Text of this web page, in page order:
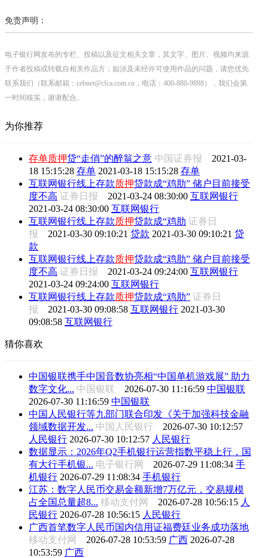
免责声明：
电子银行网发布的专栏、投稿以及征文相关文章，其文字、图片、视频均来源
于作者投稿或转载自相关作品方；如涉及未经许可使用作品的问题，请您优先
联系我们（联系邮箱：cebnet@cfca.com.cn，电话：400-880-9888），我们会第
一时间核实，谢谢配合。
为你推荐
存单质押贷“走俏”的醉翁之意 中国证券报 2021-03-
18 15:15:28 存单 2021-03-18 15:15:28 存单
互联网银行线上存款质押贷款成“鸡肋” 储户目前接受
度不高 证券日报 2021-03-24 08:30:00 互联网银行
2021-03-24 08:30:00 互联网银行
互联网银行线上存款质押贷款成“鸡肋 证券日
报 2021-03-30 09:10:21 贷款 2021-03-30 09:10:21 贷
款
互联网银行线上存款质押贷款成“鸡肋” 储户目前接受
度不高 证券日报 2021-03-24 09:24:00 互联网银行
2021-03-24 09:24:00 互联网银行
互联网银行线上存款质押贷款成“鸡肋” 证券日
报 2021-03-30 09:08:58 互联网银行 2021-03-30
09:08:58 互联网银行
猜你喜欢
中国银联携手中国音数协亮相“中国单机游戏展” 助力
数字文化... 中国银联 2026-07-30 11:16:59 中国银联
2026-07-30 11:16:59 中国银联
中国人民银行等九部门联合印发《关于加强科技金融
领域数据开发... 中国人民银行 2026-07-30 10:12:57
人民银行 2026-07-30 10:12:57 人民银行
数据显示：2026年Q2手机银行运营指数平稳上行，国
有大行手机银... 电子银行网 2026-07-29 11:08:34 手
机银行 2026-07-29 11:08:34 手机银行
江苏：数字人民币交易金额新增7万亿元，交易规模
占全国总量超8... 移动支付网 2026-07-28 10:56:15 人
民银行 2026-07-28 10:56:15 人民银行
广西首笔数字人民币国内信用证福费廷业务成功落地
移动支付网 2026-07-28 10:53:59 广西 2026-07-28
10:53:59 广西